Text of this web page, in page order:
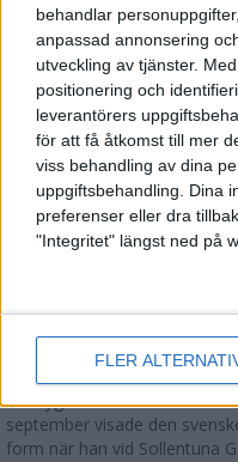
behandlar
anpassad annonsering
utveckling av tjänster.
positionering och
leverantörers
för att få åtkomst till mer
viss behandling av dina
uppgiftsbehandling. Dina
preferenser eller dra
"Integritet" längst ned på
FLER
30 aug 2025
Ett slutsålt och rekordstort
nästintill perfekt löparväder.
var 19,866 löpare anmälda,
Löparna viktiga när
26 aug 2025
Den hundrade upplagan av
landskamp i friidrott,
Svenskt rekord när
En dryg månad före
september visade den
form när han vid Sollentuna